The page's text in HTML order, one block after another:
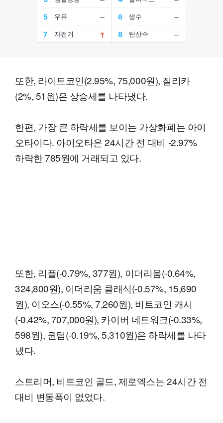
또한, 라이트코인(2.95%, 75,000원), 질리카
(2%, 51원)은 상승세를 나타냈다.
한편, 가장 큰 하락세를 보이는 가상화폐는 아이
오타이다. 아이오타은 24시간 전 대비 -2.97%
하락한 785원에 거래되고 있다.
또한, 리플(-0.79%, 377원), 이더리움(-0.64%,
324,800원), 이더리움 클래식(-0.57%, 15,690
원), 이오스(-0.55%, 7,260원), 비트코인 캐시
(-0.42%, 707,000원), 카이버 네트워크(-0.33%,
598원), 퀀텀(-0.19%, 5,310원)은 하락세를 나타
냈다.
스트리머, 비트코인 골드, 제로엑스는 24시간 전
대비 변동폭이 없었다.